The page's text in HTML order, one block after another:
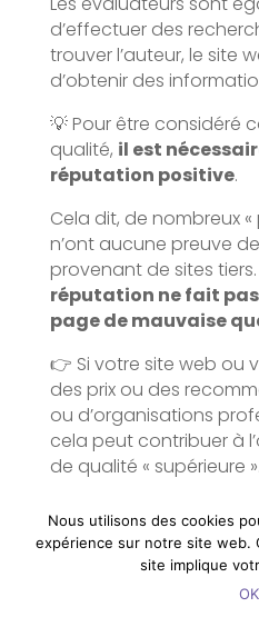
d’effectuer des
trouver l’auteur, le site
d’obtenir des
💡 Pour être considéré
qualité, il est
réputation positive.
Cela dit, de nombreux
n’ont aucune preuve
provenant de sites tiers.
réputation ne fait pas
page de mauvaise
👉 Si votre site web ou
des prix ou des
ou d’organisations
cela peut contribuer à
de qualité « supérieure ».
Google utilise
d’autres sites dans
déterminer la
nombreuses sources
Nous utilisons des cookies
expérience sur notre site web.
site implique
OK